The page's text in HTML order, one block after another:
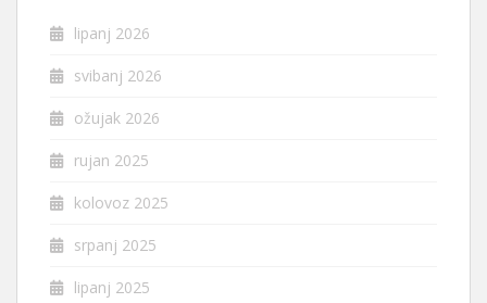
lipanj 2026
svibanj 2026
ožujak 2026
rujan 2025
kolovoz 2025
srpanj 2025
lipanj 2025